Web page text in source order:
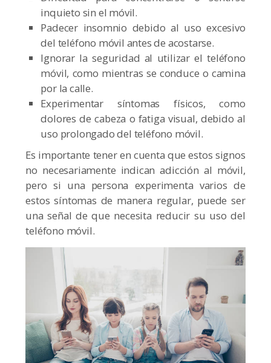
inquieto sin el móvil.
Padecer insomnio debido al uso excesivo
del teléfono móvil antes de acostarse.
Ignorar la seguridad al utilizar el teléfono
móvil, como mientras se conduce o camina
por la calle.
Experimentar síntomas físicos, como
dolores de cabeza o fatiga visual, debido al
uso prolongado del teléfono móvil.
Es importante tener en cuenta que estos signos
no necesariamente indican adicción al móvil,
pero si una persona experimenta varios de
estos síntomas de manera regular, puede ser
una señal de que necesita reducir su uso del
teléfono móvil.